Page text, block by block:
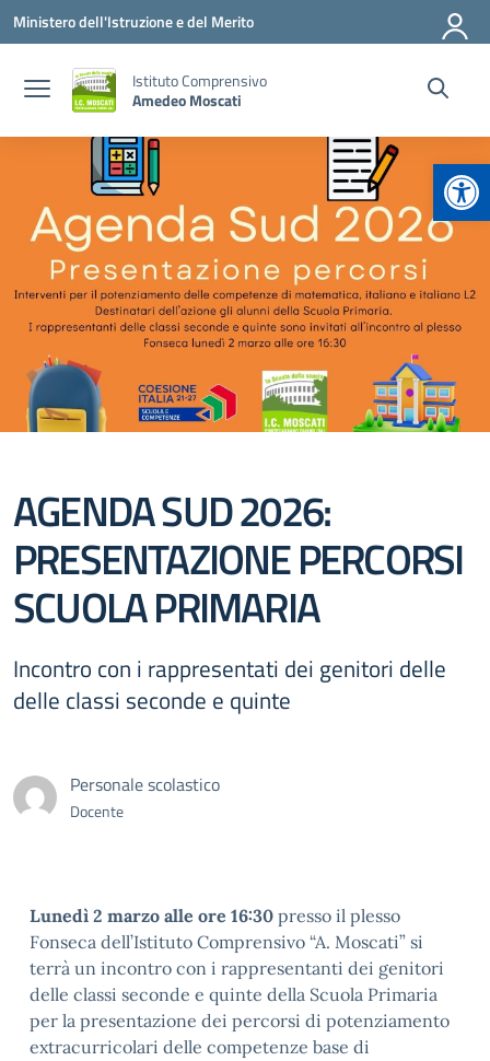
Vai ai contenuti
Vai al menu di navigazione
Vai al footer
Ministero dell'Istruzione e del Merito
Istituto Comprensivo
Amedeo Moscati
AGENDA SUD 2026:
PRESENTAZIONE PERCORSI
SCUOLA PRIMARIA
Incontro con i rappresentati dei genitori delle
delle classi seconde e quinte
Personale scolastico
Docente
Lunedì 2 marzo alle ore 16:30 presso il plesso
Fonseca dell’Istituto Comprensivo “A. Moscati” si
terrà un incontro con i rappresentanti dei genitori
delle classi seconde e quinte della Scuola Primaria
per la presentazione dei percorsi di potenziamento
extracurricolari delle competenze base di